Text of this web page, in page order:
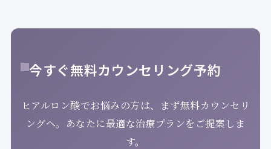
今すぐ無料カウンセリング予約
ヒアルロン酸でお悩みの方は、まず無料カウンセリ
ングへ。あなたに最適な治療プランをご提案しま
す。